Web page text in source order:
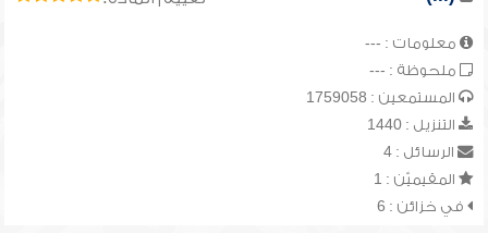
معلومات : ---
ملحوظة : ---
المستمعين : 1759058
التنزيل : 1440
الرسائل : 4
المقيميّن : 1
في خزائن : 6